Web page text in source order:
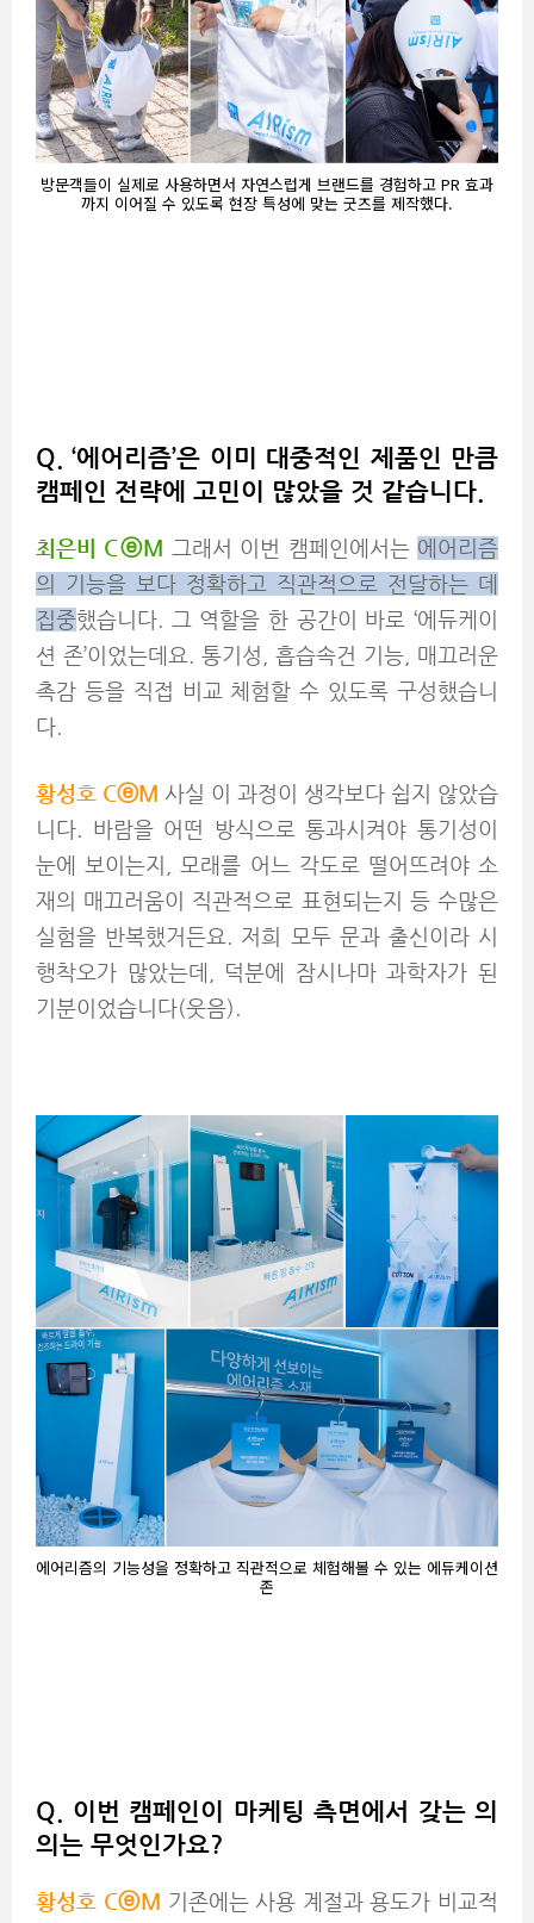
방문객들이 실제로 사용하면서 자연스럽게 브랜드를 경험하고 PR 효과
까지 이어질 수 있도록 현장 특성에 맞는 굿즈를 제작했다.
Q. ‘에어리즘’은 이미 대중적인 제품인 만큼
캠페인 전략에 고민이 많았을 것 같습니다.
최은비 CⓔM 그래서 이번 캠페인에서는 에어리즘
의 기능을 보다 정확하고 직관적으로 전달하는 데
집중했습니다. 그 역할을 한 공간이 바로 ‘에듀케이
션 존’이었는데요. 통기성, 흡습속건 기능, 매끄러운
촉감 등을 직접 비교 체험할 수 있도록 구성했습니
다.
황성호 CⓔM 사실 이 과정이 생각보다 쉽지 않았습
니다. 바람을 어떤 방식으로 통과시켜야 통기성이
눈에 보이는지, 모래를 어느 각도로 떨어뜨려야 소
재의 매끄러움이 직관적으로 표현되는지 등 수많은
실험을 반복했거든요. 저희 모두 문과 출신이라 시
행착오가 많았는데, 덕분에 잠시나마 과학자가 된
기분이었습니다(웃음).
에어리즘의 기능성을 정확하고 직관적으로 체험해볼 수 있는 에듀케이션
존
Q. 이번 캠페인이 마케팅 측면에서 갖는 의
의는 무엇인가요?
황성호 CⓔM 기존에는 사용 계절과 용도가 비교적